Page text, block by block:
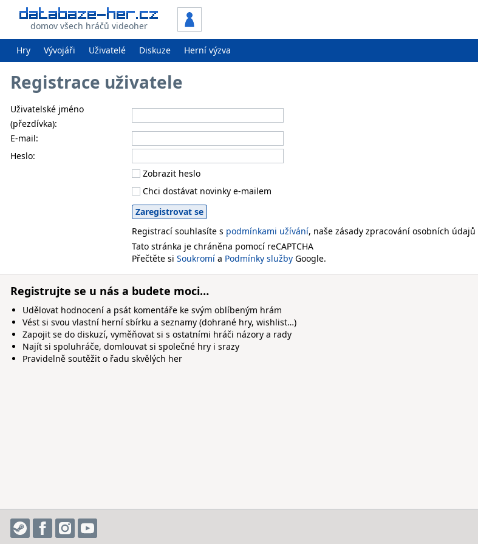
domov všech hráčů videoher
Hry Vývojáři Uživatelé Diskuze Herní výzva
Registrace uživatele
Uživatelské jméno
(přezdívka):
E-mail:
Heslo:
Zobrazit heslo
Chci dostávat novinky e-mailem
Registrací souhlasíte s podmínkami užívání, naše zásady zpracování osobních údajů
Tato stránka je chráněna pomocí reCAPTCHA
Přečtěte si Soukromí a Podmínky služby Google.
Registrujte se u nás a budete moci…
Udělovat hodnocení a psát komentáře ke svým oblíbeným hrám
Vést si svou vlastní herní sbírku a seznamy (dohrané hry, wishlist…)
Zapojit se do diskuzí, vyměňovat si s ostatními hráči názory a rady
Najít si spoluhráče, domlouvat si společné hry i srazy
Pravidelně soutěžit o řadu skvělých her